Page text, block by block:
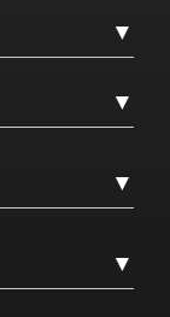
▼
▼
▼
▼